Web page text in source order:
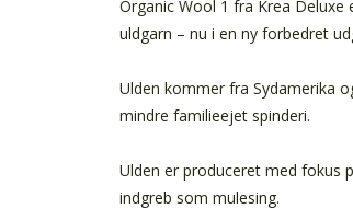
Organic Wool 1 fra Krea Deluxe
uldgarn – nu i en ny forbedret
Ulden kommer fra Sydamerika
mindre familieejet spinderi.
Ulden er produceret med
indgreb som mulesing.